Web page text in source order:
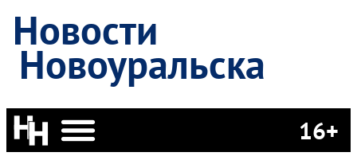
Новости
Новоуральска
16+